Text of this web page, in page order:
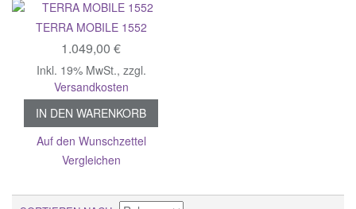
TERRA MOBILE 1552
1.049,00 €
Inkl. 19% MwSt., zzgl.
Versandkosten
IN DEN WARENKORB
Auf den Wunschzettel
Vergleichen